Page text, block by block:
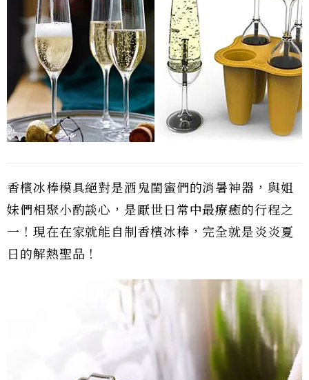
香檳冰棒模具絕對是酒鬼閨蜜們的消暑神器，與姐
妹們相聚小酌談心，是厭世日常中最療癒的行程之
一！現在在家就能自制香檳冰棒，完全就是炎炎夏
日的解熱聖品！